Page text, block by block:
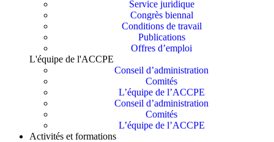
Service juridique
Congrès biennal
Conditions de travail
Publications
Offres d’emploi
L'équipe de l'ACCPE
Conseil d’administration
Comités
L’équipe de l’ACCPE
Conseil d’administration
Comités
L’équipe de l’ACCPE
Activités et formations